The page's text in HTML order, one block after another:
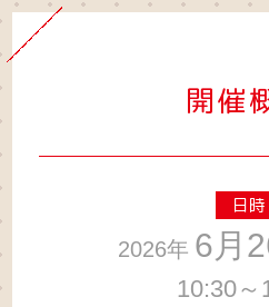
開催
日時
2026年 6月
10:30～